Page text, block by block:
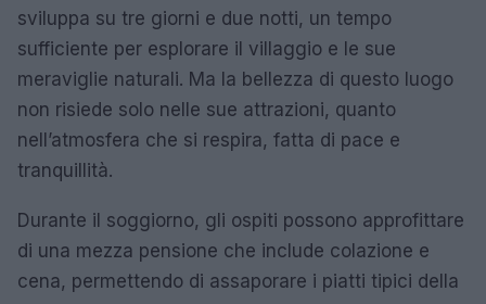
sviluppa su tre giorni e due notti, un tempo
sufficiente per esplorare il villaggio e le sue
meraviglie naturali. Ma la bellezza di questo luogo
non risiede solo nelle sue attrazioni, quanto
nell’atmosfera che si respira, fatta di pace e
tranquillità.
Durante il soggiorno, gli ospiti possono approfittare
di una mezza pensione che include colazione e
cena, permettendo di assaporare i piatti tipici della